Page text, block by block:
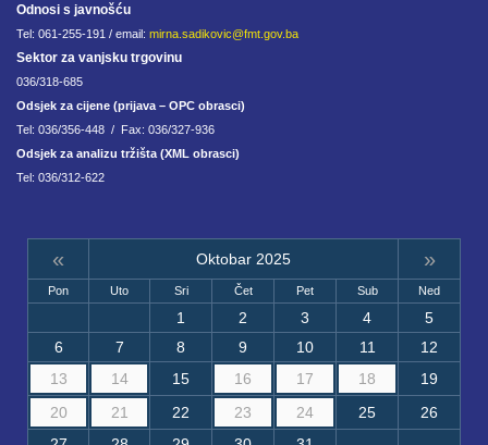
Odnosi s javnošću
Tel: 061-255-191 / email: mirna.sadikovic@fmt.gov.ba
Sektor za vanjsku trgovinu
036/318-685
Odsjek za cijene (prijava – OPC obrasci)
Tel: 036/356-448 / Fax: 036/327-936
Odsjek za analizu tržišta (XML obrasci)
Tel: 036/312-622
« Oktobar 2025 »
Pon Uto Sri Čet Pet Sub Ned
1 2 3 4
5
6
7 8 9 10 11
12
13
14 15 16 17 18
19
20
21 22 23 24 25
26